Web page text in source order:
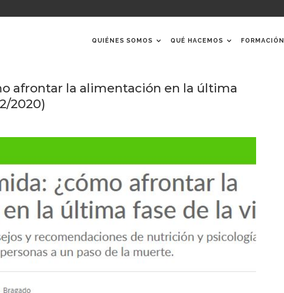
QUIÉNES SOMOS QUÉ HACEMOS FORMACIÓN
afrontar la alimentación en la última
2020)